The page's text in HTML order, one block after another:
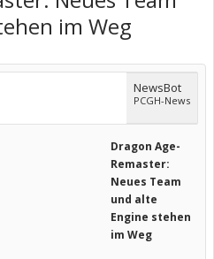
im Weg
NewsBot
PCGH-News
Dragon Age-
Remaster:
Neues Team
und alte
Engine stehen
im Weg